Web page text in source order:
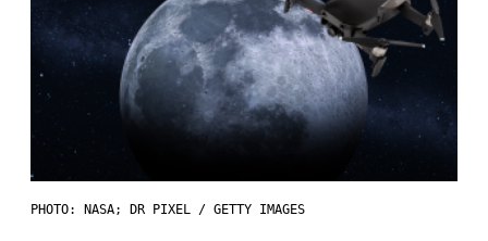
PHOTO: NASA; DR PIXEL / GETTY IMAGES